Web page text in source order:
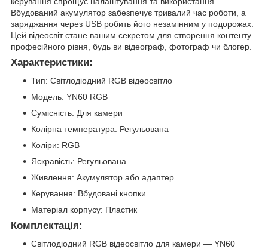
Вбудований акумулятор забезпечує тривалий час роботи, а
заряджання через USB робить його незамінним у подорожах.
Цей відеосвіт стане вашим секретом для створення контенту
професійного рівня, будь ви відеограф, фотограф чи блогер.
Характеристики:
Тип: Світлодіодний RGB відеосвітло
Модель: YN60 RGB
Сумісність: Для камери
Колірна температура: Регульована
Коліри: RGB
Яскравість: Регульована
Живлення: Акумулятор або адаптер
Керування: Вбудовані кнопки
Матеріал корпусу: Пластик
Комплектація:
Світлодіодний RGB відеосвітло для камери — YN60